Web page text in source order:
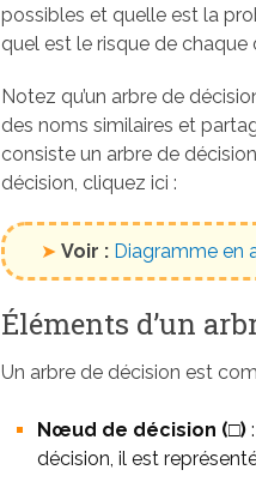
possibles et quelle est la
quel est le risque de chaque
Notez qu’un arbre de
des noms similaires et
consiste un arbre de
décision, cliquez ici :
➤ Voir : Diagramme en
Éléments d’un
Un arbre de décision est
Nœud de décision (□)
décision, il est